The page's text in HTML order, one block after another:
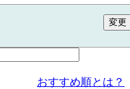
変更
おすすめ順とは？